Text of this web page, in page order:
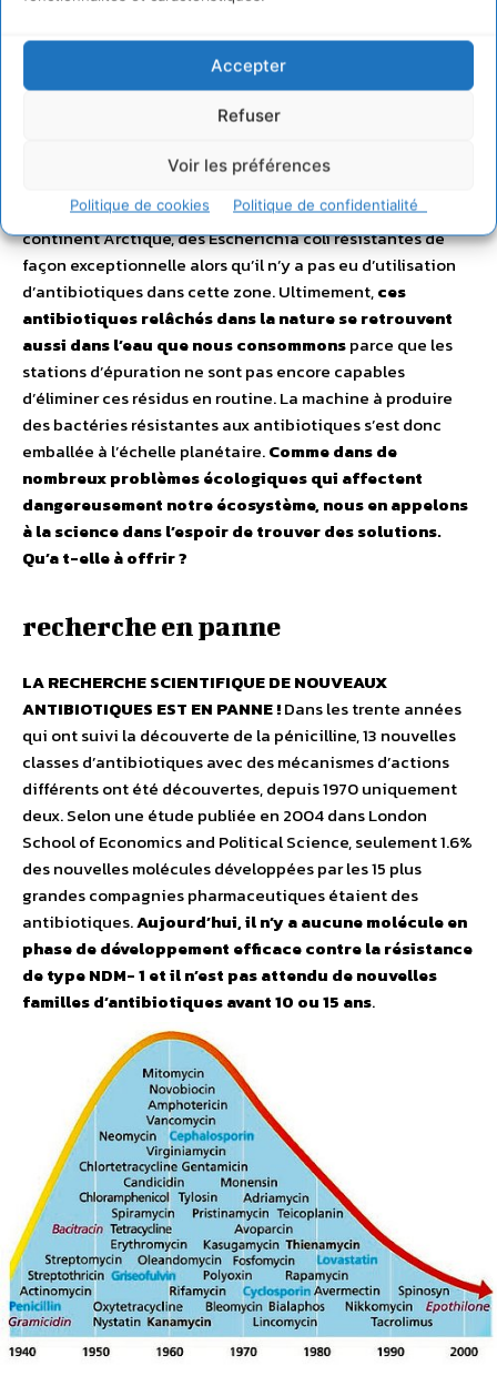
Accepter
Refuser
Voir les préférences
Politique de cookies Politique de confidentialité
antibiotiques relâchés vont être également capables de
sélectionner des bactéries résistantes qui se trouvent
dans la nature et qui pourront ensuite provoquer des
milliers de kilomètres parce qu’elles auront été
mécanismes. Il a été ainsi retrouvé dans la faune du
continent Arctique, des Escherichia coli résistantes de
façon exceptionnelle alors qu’il n’y a pas eu d’utilisation
d’antibiotiques dans cette zone. Ultimement,ces
antibiotiques relâchés dans la nature se retrouvent
aussi dans l’eau que nous consommonsparce que les
stations d’épuration ne sont pas encore capables
d’éliminer ces résidus en routine. La machine à produire
des bactéries résistantes aux antibiotiques s’est donc
emballée à l’échelle planétaire.Comme dans de
nombreux problèmes écologiques qui affectent
dangereusement notre écosystème, nous en appelons
à la science dans l’espoir de trouver des solutions.
Qu’a t-elle à offrir ?
recherche en panne
LA RECHERCHE SCIENTIFIQUE DE NOUVEAUX
ANTIBIOTIQUES EST EN PANNE !Dans les trente années
qui ont suivi la découverte de la pénicilline, 13 nouvelles
classes d’antibiotiques avec des mécanismes d’actions
différents ont été découvertes, depuis 1970 uniquement
deux. Selon une étude publiée en 2004 dans London
School of Economics and Political Science, seulement 1.6%
des nouvelles molécules développées par les 15 plus
grandes compagnies pharmaceutiques étaient des
antibiotiques.Aujourd’hui, il n’y a aucune molécule en
phase de développement efficace contre la résistance
de type NDM- 1 et il n’est pas attendu de nouvelles
familles d’antibiotiques avant 10 ou 15 ans.